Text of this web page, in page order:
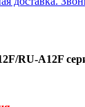
RU-A12F